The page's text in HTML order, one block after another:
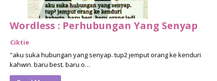
Wordless : Perhubungan Yang Senyap
Ciktie
"aku suka hubungan yang senyap. tup2 jemput orang ke kenduri
kahwin. baru best. baru o…